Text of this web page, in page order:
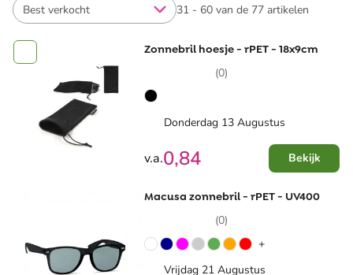
31 - 60 van de 77 artikelen
Best verkocht
Zonnebril hoesje - rPET - 18x9cm
(0)
Donderdag 13 Augustus
v.a.0,84 Bekijk
Macusa zonnebril - rPET - UV400
(0)
+
Vrijdag 21 Augustus